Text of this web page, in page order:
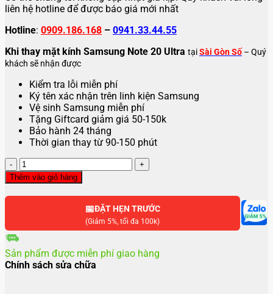
liên hệ hotline để được báo giá mới nhất
Hotline: 0909.186.168 – 0941.33.44.55
Khi thay mặt kính Samsung Note 20 Ultra tạiSài Gòn Số – Quý
khách sẽ nhận được
Kiểm tra lỗi miễn phí
Ký tên xác nhận trên linh kiện Samsung
Vệ sinh Samsung miễn phí
Tặng Giftcard giảm giá 50-150k
Bảo hành 24 tháng
Thời gian thay từ 90-150 phút
Thay
mặt
kính
Samsung
Ultra
lượng
Thêm vào giỏ hàng
📅ĐẶT HẸN TRƯỚC
(Giảm 5%, tối đa 100k)
Sản phẩm được miễn phí giao hàng
Chính sách sửa chữa